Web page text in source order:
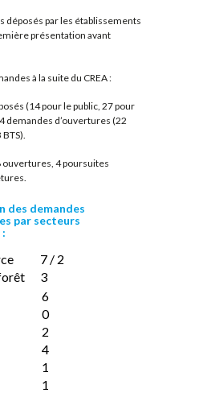
déposés par les établissements
présentation avant
à la suite du CREA :
(14 pour le public, 27 pour
demandes d’ouvertures (22
ouvertures, 4 poursuites
des demandes
par secteurs
7 / 2
3
6
0
2
4
1
1